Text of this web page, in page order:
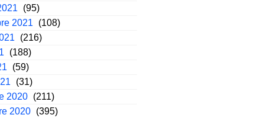
(95)
2021
(108)
(216)
(188)
(59)
(31)
2020 (211)
2020 (395)